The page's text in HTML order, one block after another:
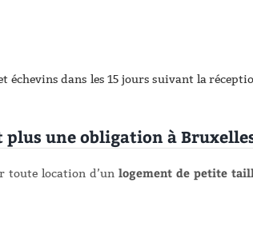
échevins dans les 15 jours suivant la
une obligation à
toute location d’unlogement de petite